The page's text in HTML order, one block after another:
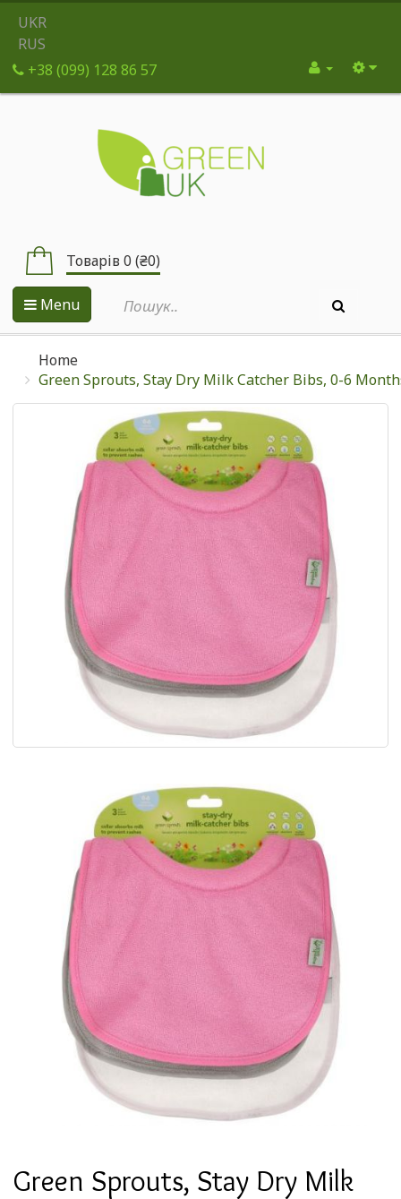
UKR
RUS
+38 (099) 128 86 57
Товарів 0 (₴0)
Menu
Home
Green Sprouts, Stay Dry Milk Catcher Bibs, 0-6
Green Sprouts, Stay Dry Milk